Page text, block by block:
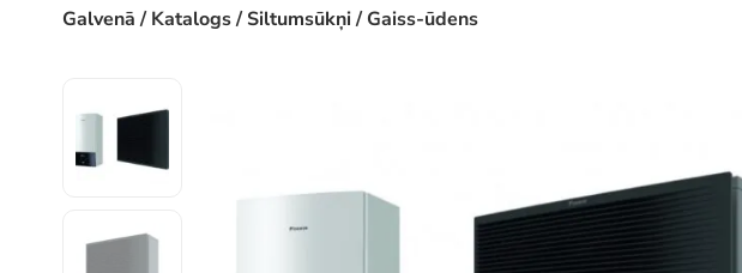
Galvenā/Katalogs/Siltumsūkņi/ Gaiss-ūdens